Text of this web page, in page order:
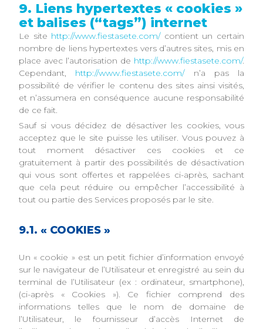
9. Liens hypertextes « cookies »
et balises (“tags”) internet
Le site http://www.fiestasete.com/contient un certain
nombre de liens hypertextes vers d’autres sites, mis en
place avec l’autorisation de http://www.fiestasete.com/.
Cependant, http://www.fiestasete.com/n’a pas la
possibilité de vérifier le contenu des sites ainsi visités,
et n’assumera en conséquence aucune responsabilité
de ce fait.
Sauf si vous décidez de désactiver les cookies, vous
acceptez que le site puisse les utiliser. Vous pouvez à
tout moment désactiver ces cookies et ce
gratuitement à partir des possibilités de désactivation
qui vous sont offertes et rappelées ci-après, sachant
que cela peut réduire ou empêcher l’accessibilité à
tout ou partie des Services proposés par le site.
9.1. « COOKIES »
Un « cookie » est un petit fichier d’information envoyé
sur le navigateur de l’Utilisateur et enregistré au sein du
terminal de l’Utilisateur (ex : ordinateur, smartphone),
(ci-après « Cookies »). Ce fichier comprend des
informations telles que le nom de domaine de
l’Utilisateur, le fournisseur d’accès Internet de